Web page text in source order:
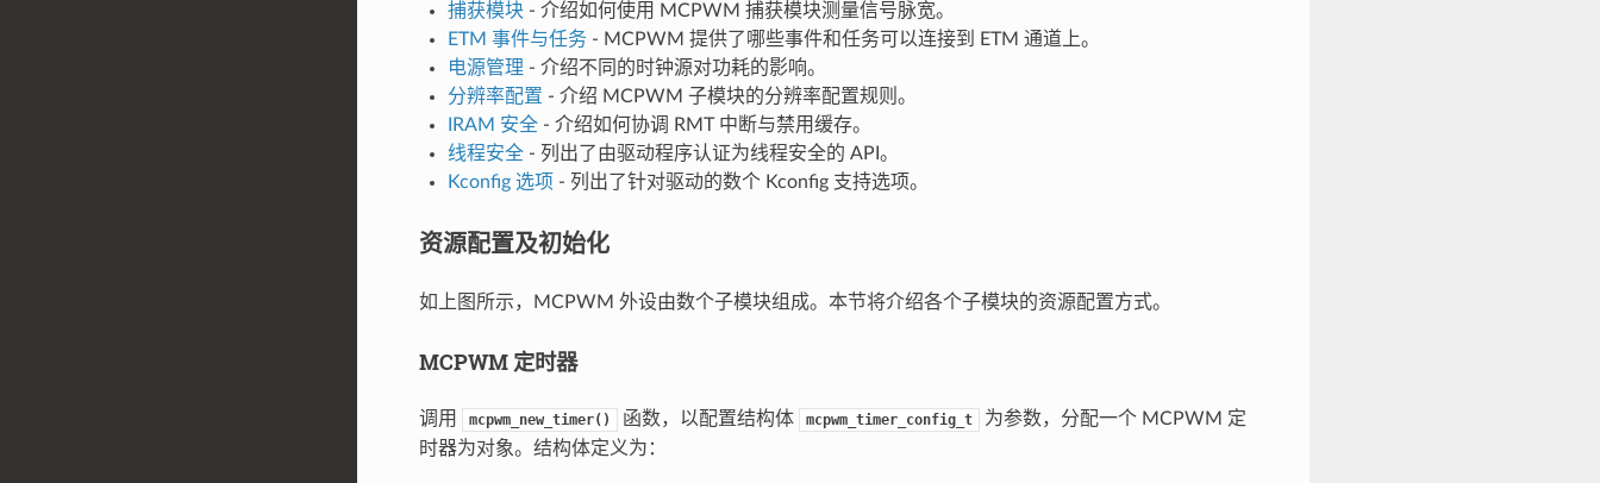
捕获模块- 介绍如何使用 MCPWM 捕获模块测量信号脉宽。
ETM 事件与任务- MCPWM 提供了哪些事件和任务可以连接到 ETM 通道上。
电源管理 - 介绍不同的时钟源对功耗的影响。
分辨率配置 - 介绍 MCPWM 子模块的分辨率配置规则。
IRAM 安全- 介绍如何协调 RMT 中断与禁用缓存。
线程安全- 列出了由驱动程序认证为线程安全的 API。
Kconfig 选项 - 列出了针对驱动的数个 Kconfig 支持选项。
资源配置及初始化
如上图所示，MCPWM 外设由数个子模块组成。本节将介绍各个子模块的资源配置方式。
MCPWM 定时器
调用 mcpwm_new_timer() 函数，以配置结构体 mcpwm_timer_config_t
为参数，分配一个 MCPWM 定
时器为对象。结构体定义为：